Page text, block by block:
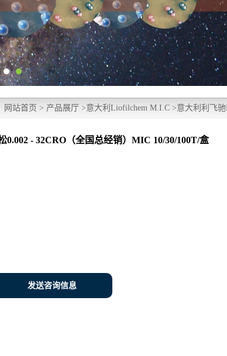
网站首页 > 产品展厅 >意大利Liofilchem M.I.C >意大利利飞
0.002 - 32CRO（全国总经销）MIC 10/30/100T/盒
发送咨询信息